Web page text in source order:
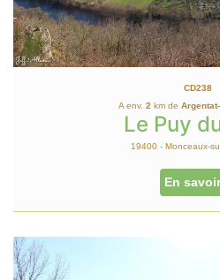
CD238
A env. 2km de
Le Puy
19400 - Monceaux-
En